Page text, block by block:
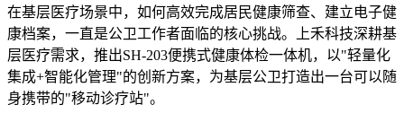
在基层医疗场景中，如何高效完成居民健康筛查、建立电子健
康档案，一直是公卫工作者面临的核心挑战。上禾科技深耕基
层医疗需求，推出SH-203便携式健康体检一体机，以"轻量化
集成+智能化管理"的创新方案，为基层公卫打造出一台可以随
身携带的"移动诊疗站"。